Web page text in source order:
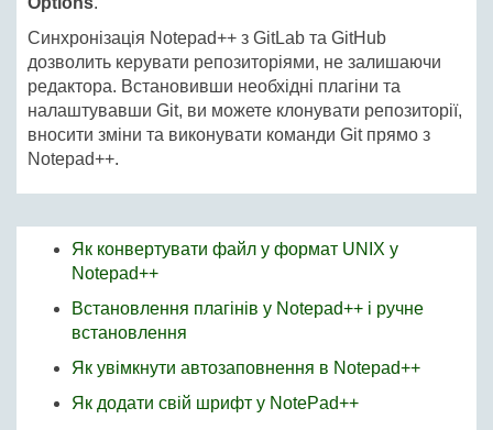
Синхронізація Notepad++ з GitLab та GitHub
дозволить керувати репозиторіями, не залишаючи
редактора. Встановивши необхідні плагіни та
налаштувавши Git, ви можете клонувати репозиторії,
вносити зміни та виконувати команди Git прямо з
Notepad++.
Як конвертувати файл у формат UNIX у
Notepad++
Встановлення плагінів у Notepad++ і ручне
встановлення
Як увімкнути автозаповнення в Notepad++
Як додати свій шрифт у NotePad++